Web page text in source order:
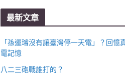
最新文章
「孫運璿沒有讓臺灣停一天電」？回憶
電記憶
八二三砲戰誰打的？